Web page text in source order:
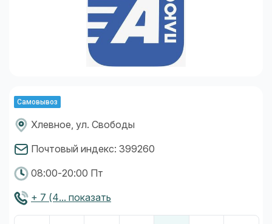
Самовывоз
Хлевное, ул. Свободы
Почтовый индекс: 399260
08:00-20:00 Пт
+ 7 (4... показать